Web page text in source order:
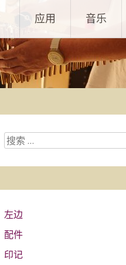
应用 音乐
搜
左边
配件
印记